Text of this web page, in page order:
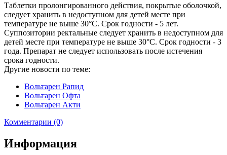
Таблетки пролонгированного действия, покрытые оболочкой,
следует хранить в недоступном для детей месте при
температуре не выше 30°C. Срок годности - 5 лет.
Суппозитории ректальные следует хранить в недоступном для
детей месте при температуре не выше 30°C. Срок годности - 3
года. Препарат не следует использовать после истечения
срока годности.
Другие новости по теме:
Вольтарен Рапид
Вольтарен Офта
Вольтарен Акти
Комментарии (0)
Информация